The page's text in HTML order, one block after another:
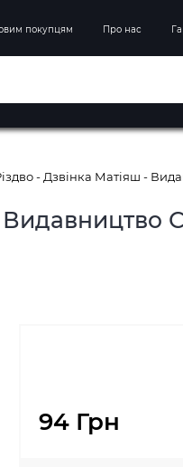
покупцям Про нас
- Дзвінка Матіяш -
94 Грн